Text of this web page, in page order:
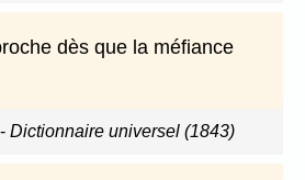
dès que la méfiance
Dictionnaire universel (1843)